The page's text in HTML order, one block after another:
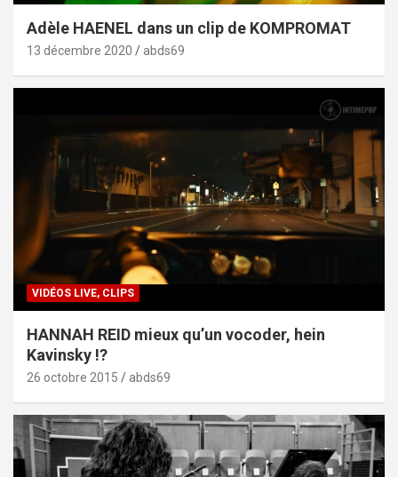
Adèle HAENEL dans un clip de KOMPROMAT
13 décembre 2020 abds69
VIDÉOS LIVE, CLIPS
HANNAH REID mieux qu’un vocoder, hein
Kavinsky !?
26 octobre 2015 abds69